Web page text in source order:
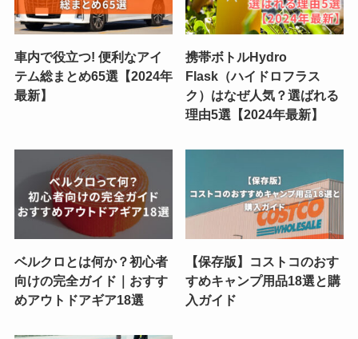
車内で役立つ! 便利なアイ
テム総まとめ65選【2024年
最新】
携帯ボトルHydro
Flask（ハイドロフラス
ク）はなぜ人気？選ばれる
理由5選【2024年最新】
ベルクロとは何か？初心者
向けの完全ガイド｜おすす
めアウトドアギア18選
【保存版】コストコのおす
すめキャンプ用品18選と購
入ガイド